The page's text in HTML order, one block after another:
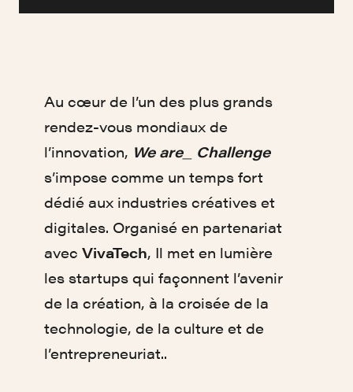
Au cœur de l’un des plus grands
rendez-vous mondiaux de
l’innovation, We are_ Challenge
s’impose comme un temps fort
dédié aux industries créatives et
digitales. Organisé en partenariat
avec VivaTech, Il met en lumière
les startups qui façonnent l’avenir
de la création, à la croisée de la
technologie, de la culture et de
l’entrepreneuriat..